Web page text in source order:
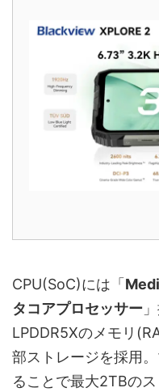
CPU(SoC)には「
タコアプロセッサー
LPDDR5Xのメモリ
部ストレージを採用
ることで最大2TBのス